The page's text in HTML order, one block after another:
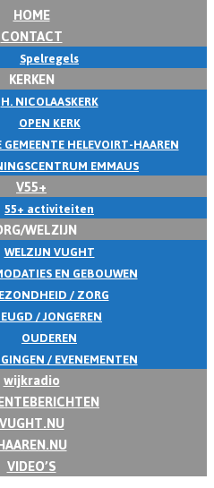
HOME
CONTACT
Spelregels
KERKEN
H. NICOLAASKERK
OPEN KERK
HELEVOIRT-HAAREN
EMMAUS
V55+
55+ activiteiten
WELZIJN
WELZIJN VUGHT
EN GEBOUWEN
/ ZORG
/ JONGEREN
OUDEREN
/ EVENEMENTEN
wijkradio
VIDEO’S